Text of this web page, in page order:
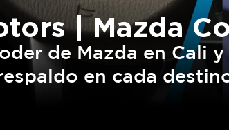
| Mazda
de Mazda en Cali
en cada